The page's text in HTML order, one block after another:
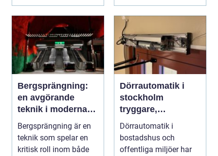
Bergsprängning:
en avgörande
teknik i moderna
byggprojekt
Bergsprängning är en
teknik som spelar en
kritisk roll inom både
Dörrautomatik i
stockholm
tryggare,
smidigare och mer
tillgängliga entréer
Dörrautomatik i
bostadshus och
offentliga miljöer har